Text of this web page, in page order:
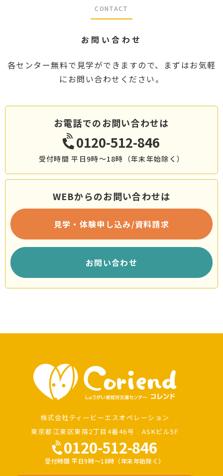
CONTACT
お問い合わせ
各センター無料で見学ができますので、まずはお気軽
にお問い合わせください。
お電話でのお問い合わせは
0120-512-846
受付時間 平日9時～18時（年末年始除く）
WEBからのお問い合わせは
見学・体験申し込み/資料請求
お問い合わせ
株式会社ティービーエスオペレーション
東京都江東区東陽2丁目4番46号 ASKビル5F
0120-512-846
受付時間 平日9時～18時（年末年始除く）